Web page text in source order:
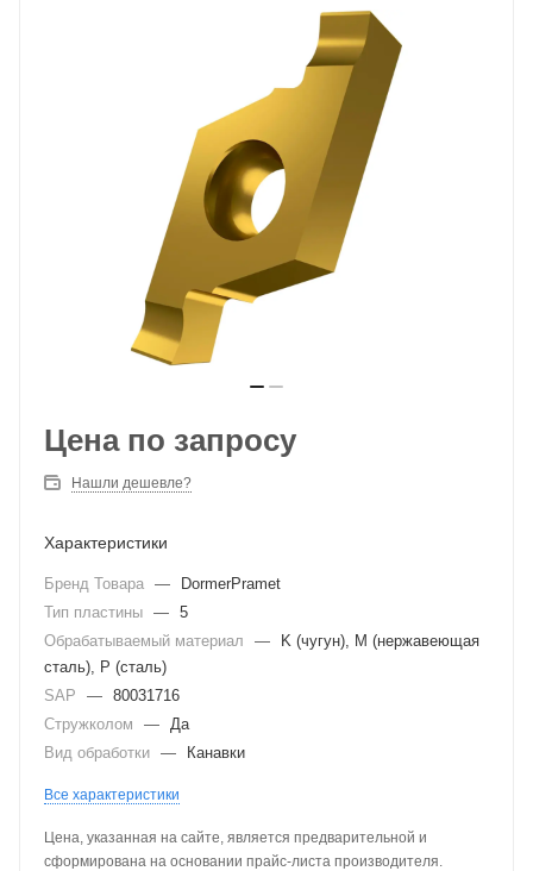
Цена по запросу
Нашли дешевле?
Характеристики
Бренд Товара —
DormerPramet
Тип пластины — 5
Обрабатываемый материал
—
K (чугун), M (нержавеющая
сталь), P (сталь)
SAP
— 80031716
Стружколом
— Да
Вид обработки — Канавки
Все характеристики
Цена, указанная на сайте, является предварительной и
сформирована на основании прайс-листа производителя.